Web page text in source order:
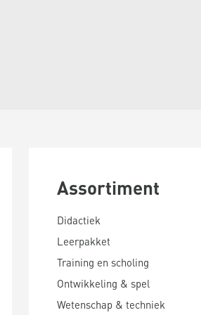
Assortiment
Didactiek
Leerpakket
Training en scholing
Ontwikkeling & spel
Wetenschap & techniek